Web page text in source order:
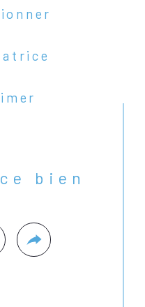
bien